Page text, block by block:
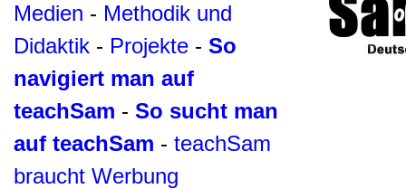
Medien - Methodik und
Didaktik - Projekte - So
navigiert man auf
teachSam - So sucht man
auf teachSam - teachSam
braucht Werbung